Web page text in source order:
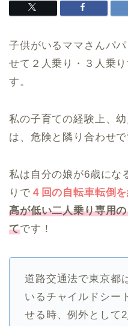
子供がいるママさんパ
せて２人乗り・３人乗
す。
私の子育ての経験上、
は、危険と隣り合わせで
私は自分の娘が6歳にな
りで ４回の自転車転倒
高が低い二人乗り専用
てです！
道路交通法で東京都
いるチャイルドシー
せる時、例外として